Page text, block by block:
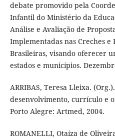
debate promovido pela
Infantil do Ministério da
Análise e Avaliação de
Implementadas nas Creches e
Brasileiras, visando oferecer
estados e municípios.
ARRIBAS, Teresa Lleixa.
desenvolvimento, currículo e
Porto Alegre: Artmed, 2004.
ROMANELLI, Otaíza de